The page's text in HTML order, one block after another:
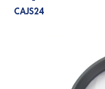
CAJS24